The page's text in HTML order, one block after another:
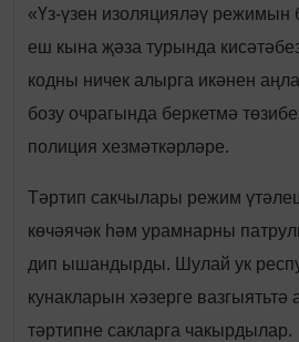
«Үз-үзен изоляцияләү режимын
еш кына җәза турында
кодны ничек алырга икәнен
бозу очрагында беркетмә
полиция хезмәткәрләре.
Тәртип сакчылары режим
көчәячәк һәм урамнарны
дип ышандырды. Шулай ук
кунакларын хәзерге
тәртипне сакларга чакырдылар.